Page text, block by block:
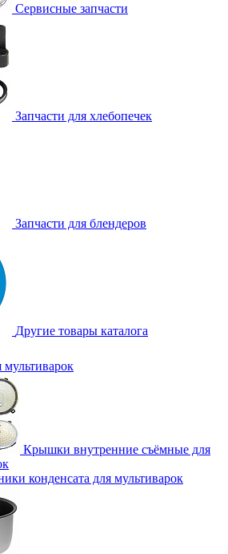
Сервисные запчасти
Запчасти для хлебопечек
Запчасти для блендеров
Другие товары каталога
мультиварок
Крышки внутренние съёмные для
конденсата для мультиварок